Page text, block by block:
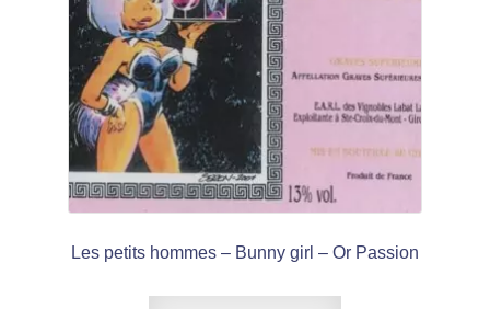
Les petits hommes – Bunny girl – Or Passion